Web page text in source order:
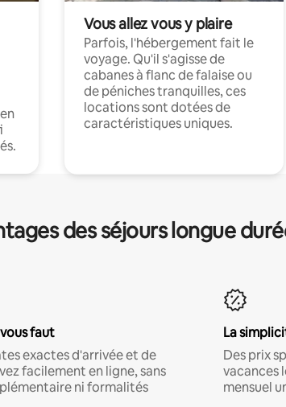
Vous allez vous y plaire
Parfois, l'hébergement fait le
voyage. Qu'il s'agisse de
cabanes à flanc de falaise ou
de péniches tranquilles, ces
locations sont dotées de
caractéristiques uniques.
des séjours longue
faut
exactes d'arrivée et de
facilement en ligne, sans
ni formalités
La
Des prix
vacances
mensuel